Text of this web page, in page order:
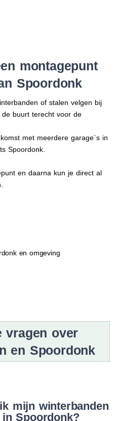
montagepunt
Spoordonk
of stalen velgen bij
buurt terecht voor de
met meerdere garage`s in
Spoordonk.
en daarna kun je direct al
en omgeving
vragen over
en Spoordonk
mijn winterbanden
Spoordonk?